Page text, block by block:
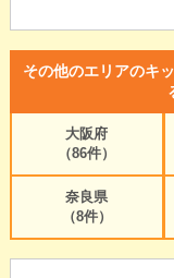
その他のエリアのキ
大阪府
（86件）
奈良県
（8件）